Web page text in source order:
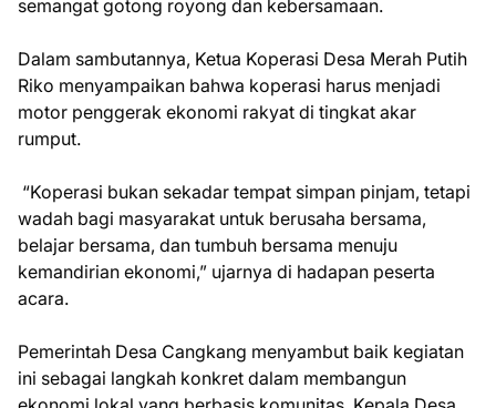
semangat gotong royong dan kebersamaan.
Dalam sambutannya, Ketua Koperasi Desa Merah Putih
Riko menyampaikan bahwa koperasi harus menjadi
motor penggerak ekonomi rakyat di tingkat akar
rumput.
“Koperasi bukan sekadar tempat simpan pinjam, tetapi
wadah bagi masyarakat untuk berusaha bersama,
belajar bersama, dan tumbuh bersama menuju
kemandirian ekonomi,” ujarnya di hadapan peserta
acara.
Pemerintah Desa Cangkang menyambut baik kegiatan
ini sebagai langkah konkret dalam membangun